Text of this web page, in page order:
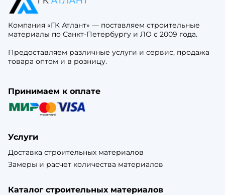
Компания «ГК Атлант» — поставляем строительные
материалы по Санкт-Петербургу и ЛО с 2009 года.
Предоставляем различные услуги и сервис, продажа
товара оптом и в розницу.
Принимаем к оплате
Услуги
Доставка строительных материалов
Замеры и расчет количества материалов
Каталог строительных материалов